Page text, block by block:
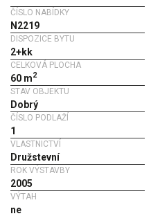
ČÍSLO NABÍDKY
N2219
DISPOZICE BYTU
2+kk
CELKOVÁ PLOCHA
60 m2
STAV OBJEKTU
Dobrý
ČÍSLO PODLAŽÍ
1
VLASTNICTVÍ
Družstevní
ROK VÝSTAVBY
2005
VÝTAH
ne